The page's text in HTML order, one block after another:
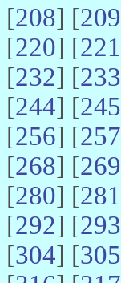
[208] [209
[220] [221
[232] [233
[244] [245
[256] [257
[268] [269
[280] [281
[292] [293
[304] [305